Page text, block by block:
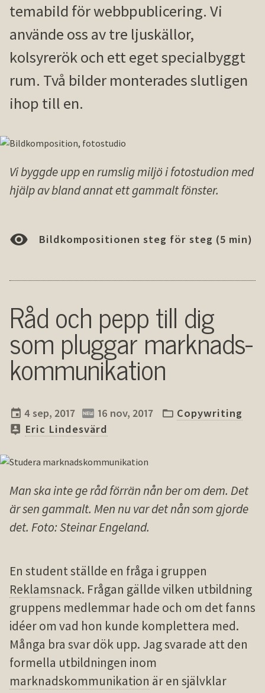
temabild för webbpublicering. Vi
använde oss av tre ljuskällor,
kolsyrerök och ett eget specialbyggt
rum. Två bilder monterades slutligen
ihop till en.
Vi byggde upp en rumslig miljö i fotostudion med
hjälp av bland annat ett gammalt fönster.
Bildkompositionen steg för steg (5 min)
Råd och pepp till dig
som pluggar marknads­
kommuni­kation
4 sep, 2017 16 nov, 2017
Copywriting
Eric Lindesvärd
Man ska inte ge råd förrän nån ber om dem. Det
är sen gammalt. Men nu var det nån som gjorde
det. Foto: Steinar Engeland.
En student ställde en fråga i gruppen
Reklamsnack. Frågan gällde vilken utbildning
gruppens medlemmar hade och om det fanns
idéer om vad hon kunde komplettera med.
Många bra svar dök upp. Jag svarade att den
formella utbildningen inom
marknadskommunikation är en självklar